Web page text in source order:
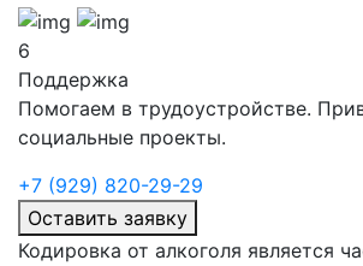
6
Поддержка
Помогаем в трудоустройстве.
социальные проекты.
+7 (929) 820-29-29
Оставить заявку
Кодировка от алкоголя является